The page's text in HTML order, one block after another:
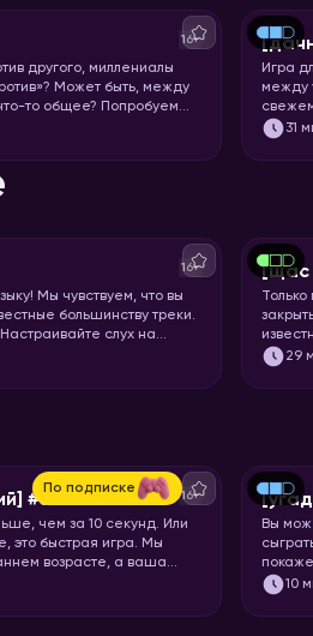
16+
другого, миллениалы
Может быть, между
то общее? Попробуем
по символам нескольких
Игра
между
31
16+
Мы чувствуем, что вы
большинству треки.
слух на
жанров, эпох и стран. И
[щас
и
29
По подписке
#5 16+
чем за 10 секунд. Или
это быстрая игра. Мы
возрасте, а ваша
Вы
ваша
10